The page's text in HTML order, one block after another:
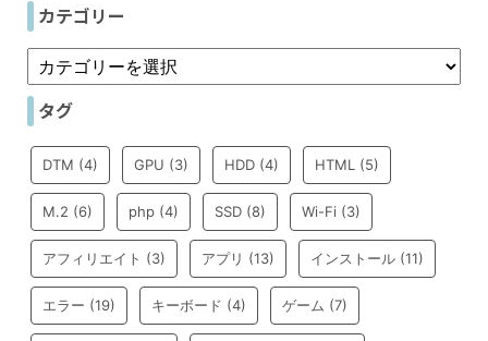
カテゴリー
タグ
DTM (4) GPU (3) HDD (4) HTML (5)
M.2 (6) php (4) SSD (8) Wi-Fi (3)
アフィリエイト (3) アプリ (13) インストール (11)
エラー (19) キーボード (4) ゲーム (7)